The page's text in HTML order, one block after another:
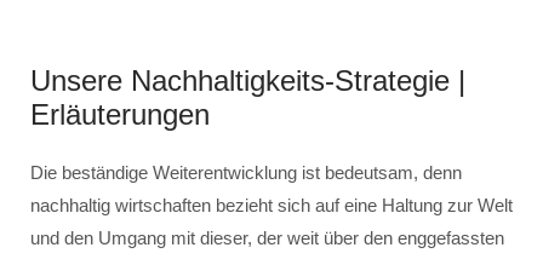
Unsere Nachhaltigkeits-Strategie |
Erläuterungen
Die beständige Weiterentwicklung ist bedeutsam, denn
nachhaltig wirtschaften bezieht sich auf eine Haltung zur Welt
und den Umgang mit dieser, der weit über den enggefassten